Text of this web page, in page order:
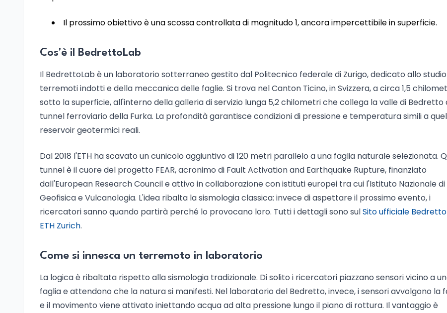
Il prossimo obiettivo è una scossa controllata di magnitudo 1, ancora impercettibile in superficie.
Cos'è il BedrettoLab
Il BedrettoLab è un laboratorio sotterraneo gestito dal Politecnico federale di Zurigo, dedicato allo
terremoti indotti e della meccanica delle faglie. Si trova nel Canton Ticino, in Svizzera, a circa 1,5
sotto la superficie, all'interno della galleria di servizio lunga 5,2 chilometri che collega la valle di Bedretto
tunnel ferroviario della Furka. La profondità garantisce condizioni di pressione e temperatura simili a
reservoir geotermici reali.
Dal 2018 l'ETH ha scavato un cunicolo aggiuntivo di 120 metri parallelo a una faglia naturale selezionata.
tunnel è il cuore del progetto FEAR, acronimo di Fault Activation and Earthquake Rupture, finanziato
dall'European Research Council e attivo in collaborazione con istituti europei tra cui l'Istituto Nazionale di
Geofisica e Vulcanologia. L'idea ribalta la sismologia classica: invece di aspettare il prossimo evento, i
ricercatori sanno quando partirà perché lo provocano loro. Tutti i dettagli sono sulSito ufficiale
ETH Zurich.
Come si innesca un terremoto in laboratorio
La logica è ribaltata rispetto alla sismologia tradizionale. Di solito i ricercatori piazzano sensori vicino a
faglia e attendono che la natura si manifesti. Nel laboratorio del Bedretto, invece, i sensori avvolgono la
e il movimento viene attivato iniettando acqua ad alta pressione lungo il piano di rottura. Il vantaggio è